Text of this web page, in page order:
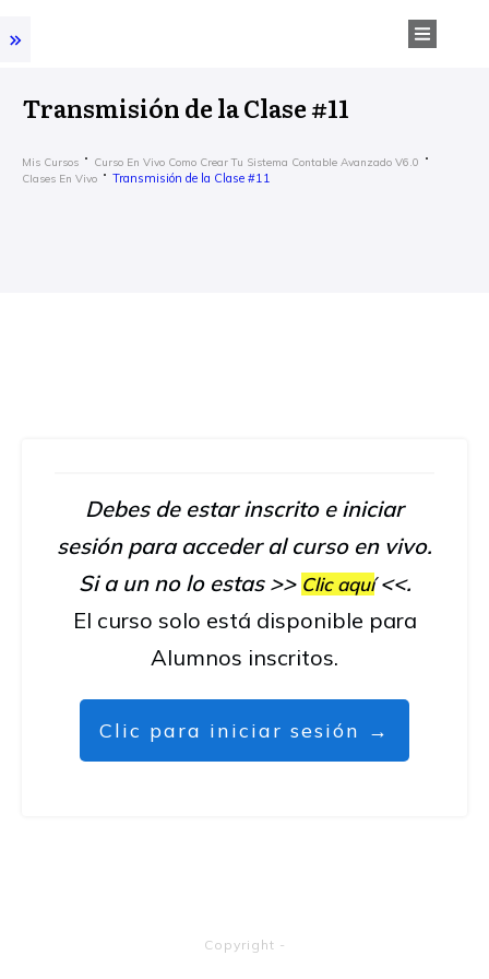
Transmisión de la Clase #11
Mis Cursos
Curso En Vivo Como Crear Tu Sistema Contable Avanzado V6.0
Clases En Vivo
Transmisión de la Clase #11
Debes de estar inscrito e iniciar
sesión para acceder al curso en vivo.
Si a un no lo estas >> Clic aquí<<.
El curso solo está disponible para
Alumnos inscritos.
Clic para iniciar sesión →
Copyright -